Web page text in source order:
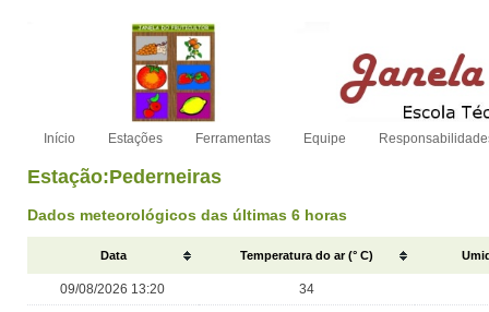
Início Estações Ferramentas Equipe
Estação:Pederneiras
Dados meteorológicos das últimas 6 horas
Data Temperatura do ar (° C)
09/08/2026 13:20 34